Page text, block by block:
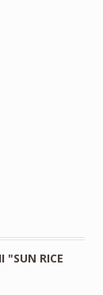
"SUN RICE